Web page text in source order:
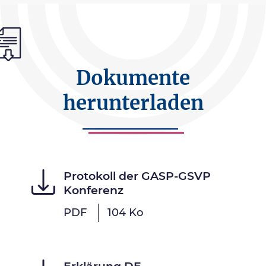
Dokumente
herunterladen
Protokoll der GASP-GSVP
Konferenz
PDF 104 Ko